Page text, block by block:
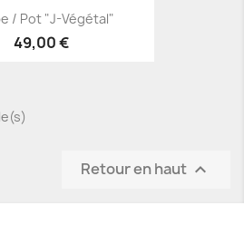
/ Pot "J-Végétal"
49,00 €
Retour en haut 